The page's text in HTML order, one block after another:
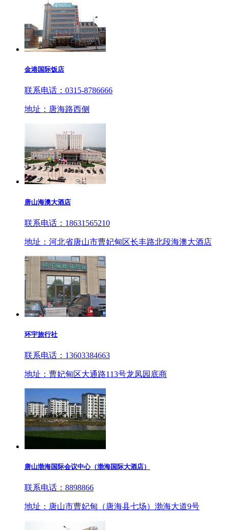
金港国际饭店
联系电话：0315-8786666
地址：唐海路西侧
唐山海澳大酒店
联系电话：18631565210
地址：河北省唐山市曹妃甸区长丰路北段海澳大酒店
环宇旅行社
联系电话：13603384663
地址：曹妃甸区大通路113号龙凤园底商
唐山渤海国际会议中心（渤海国际大酒店）
联系电话：8898866
地址：唐山市曹妃甸（唐海县七场）渤海大道9号